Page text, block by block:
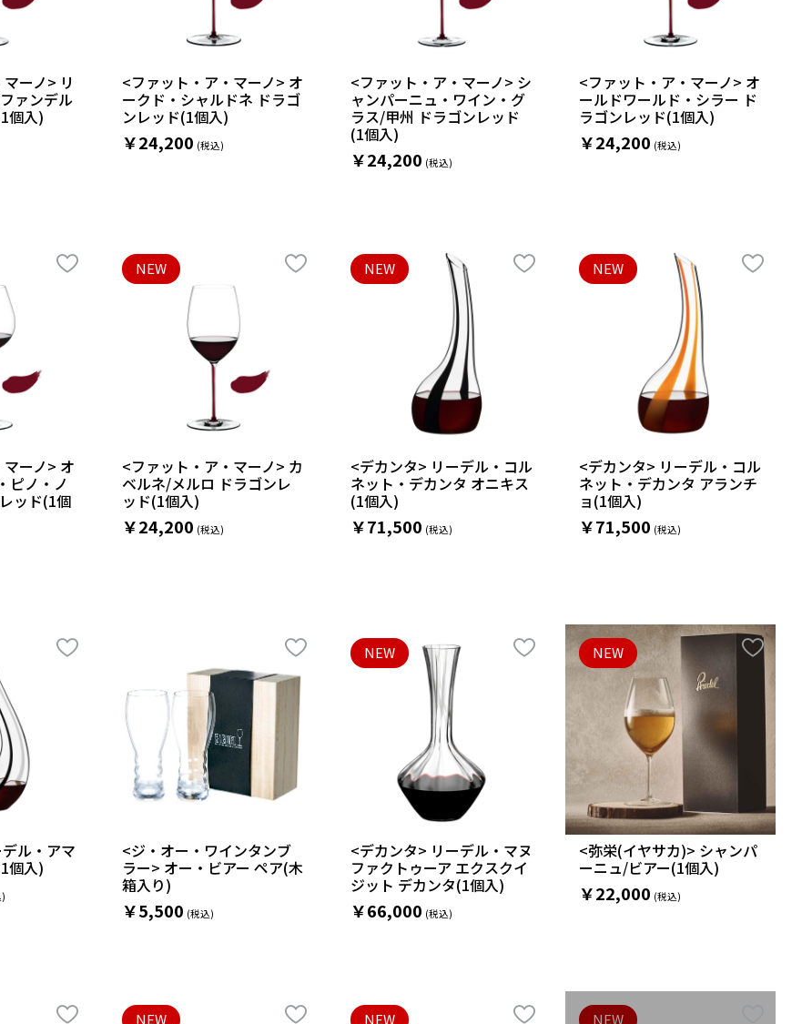
ーノ> リ
ァンデル
個入)
<ファット・ア・マーノ> オ
ークド・シャルドネ ドラゴ
ンレッド(1個入)
￥24,200
<ファット・ア・マーノ> シ
ャンパーニュ・ワイン・グ
ラス/甲州 ドラゴンレッド
(1個入)
￥24,200
<ファット・ア・マーノ> オ
ールドワールド・シラー ド
ラゴンレッド(1個入)
￥24,200
ーノ> オ
ピノ・ノ
ッド(1個
<ファット・ア・マーノ> カ
ベルネ/メルロ ドラゴンレ
ッド(1個入)
￥24,200
NEW
<デカンタ> リーデル・コル
ネット・デカンタ オニキス
(1個入)
￥71,500
NEW
<デカンタ> リーデル・コル
ネット・デカンタ アランチ
ョ(1個入)
￥71,500
NEW
ル・アマ
個入)
<ジ・オー・ワインタンブ
ラー> オー・ビアー ペア(木
箱入り)
￥5,500
<デカンタ> リーデル・マヌ
ファクトゥーア エクスクイ
ジット デカンタ(1個入)
￥66,000
NEW
<弥栄(イヤサカ)> シャンパ
ーニュ/ビアー(1個入)
￥22,000
NEW
NEW NEW NEW